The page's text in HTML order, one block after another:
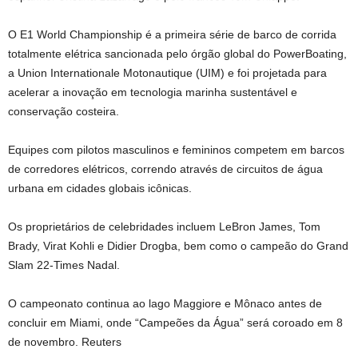
O E1 World Championship é a primeira série de barco de corrida
totalmente elétrica sancionada pelo órgão global do PowerBoating,
a Union Internationale Motonautique (UIM) e foi projetada para
acelerar a inovação em tecnologia marinha sustentável e
conservação costeira.
Equipes com pilotos masculinos e femininos competem em barcos
de corredores elétricos, correndo através de circuitos de água
urbana em cidades globais icônicas.
Os proprietários de celebridades incluem LeBron James, Tom
Brady, Virat Kohli e Didier Drogba, bem como o campeão do Grand
Slam 22-Times Nadal.
O campeonato continua ao lago Maggiore e Mônaco antes de
concluir em Miami, onde “Campeões da Água” será coroado em 8
de novembro. Reuters